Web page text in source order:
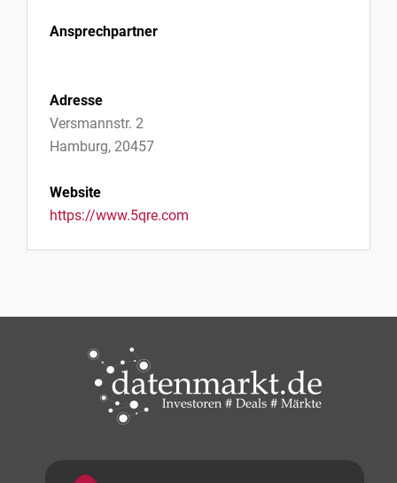
Ansprechpartner
Adresse
Versmannstr. 2
Hamburg, 20457
Website
https://www.5qre.com